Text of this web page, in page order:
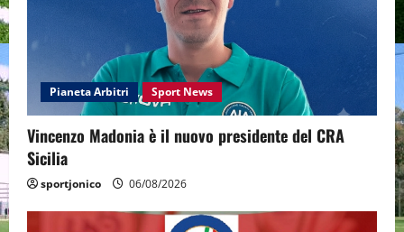
Pianeta Arbitri Sport News
Vincenzo Madonia è il nuovo presidente del CRA
Sicilia
sportjonico 06/08/2026